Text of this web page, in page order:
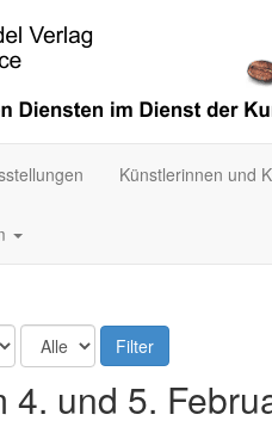
Künstlerinnen und
Filter
4. und 5.